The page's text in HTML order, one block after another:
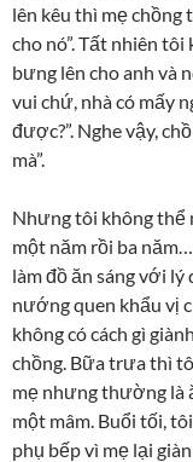
lên kêu thì mẹ chồng
cho nó”. Tất nhiên
bưng lên cho anh và
vui chứ, nhà có mấy
được?”. Nghe vậy,
mà”.
Nhưng tôi không thể
một năm rồi ba
làm đồ ăn sáng với lý
nướng quen khẩu vị
không có cách gì
chồng. Bữa trưa thì
mẹ nhưng thường là
một mâm. Buổi tối,
phụ bếp vì mẹ lại